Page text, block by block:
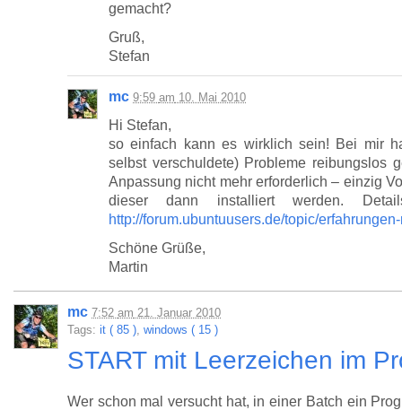
gemacht?
Gruß,
Stefan
mc 9:59 am 10. Mai 2010
Hi Stefan,
so einfach kann es wirklich sein! Bei mir
selbst verschuldete) Probleme reibungslos
Anpassung nicht mehr erforderlich – einzig
dieser dann installiert werden.
http://forum.ubuntuusers.de/topic/
Schöne Grüße,
Martin
mc 7:52 am 21. Januar 2010
Tags: it ( 85 ) windows ( 15 )
START mit Leerzeichen im
Wer schon mal versucht hat, in einer Batch ein